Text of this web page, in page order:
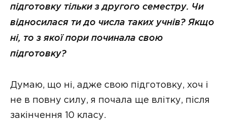
підготовку тільки з другого семестру. Чи
відносилася ти до числа таких учнів? Якщо
ні, то з якої пори починала свою
підготовку?
Думаю, що ні, адже свою підготовку, хоч і
не в повну силу, я почала ще влітку, після
закінчення 10 класу.